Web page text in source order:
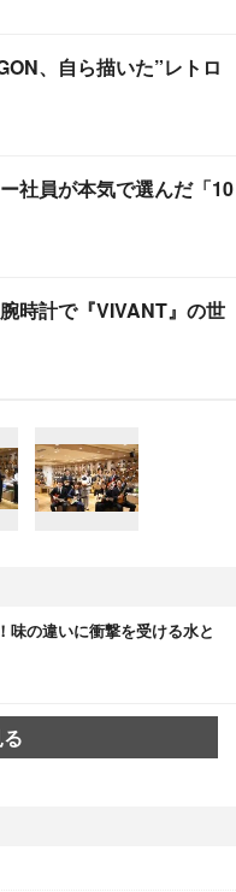
、自ら描いた”レトロ
社員が本気で選んだ「10
時計で『VIVANT』の世
味の違いに衝撃を受ける水と